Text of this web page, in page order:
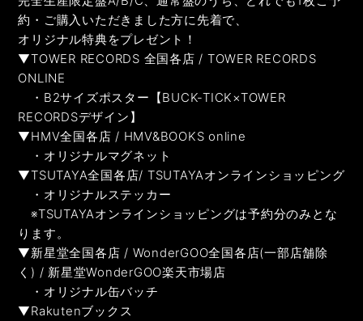
約・ご購入いただきました方に先着で、
オリジナル特典をプレゼント！
▼TOWER RECORDS 全国各店 / TOWER RECORDS
ONLINE
・B2サイズポスター【BUCK-TICK×TOWER
RECORDSデザイン】
▼HMV全国各店 / HMV&BOOKS online
・オリジナルマグネット
▼TSUTAYA全国各店/ TSUTAYAオンラインショッピング
・オリジナルステッカー
※TSUTAYAオンラインショッピングは予約分のみとな
ります。
▼新星堂全国各店 / WonderGOO全国各店(一部店舗除
く) / 新星堂WonderGOO楽天市場店
・オリジナル缶バッチ
▼Rakutenブックス